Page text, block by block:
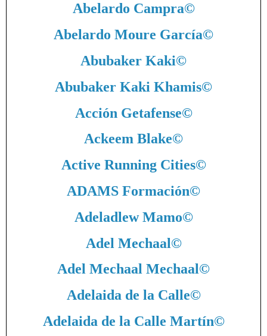
Abelardo Campra©
Abelardo Moure García©
Abubaker Kaki©
Abubaker Kaki Khamis©
Acción Getafense©
Ackeem Blake©
Active Running Cities©
ADAMS Formación©
Adeladlew Mamo©
Adel Mechaal©
Adel Mechaal Mechaal©
Adelaida de la Calle©
Adelaida de la Calle Martín©